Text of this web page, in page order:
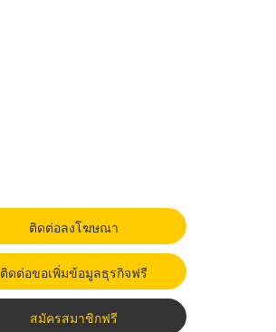
ติดต่อลงโฆษณา
ติดต่อขอเพิ่มข้อมูลธุรกิจฟรี
สมัครสมาชิกฟรี